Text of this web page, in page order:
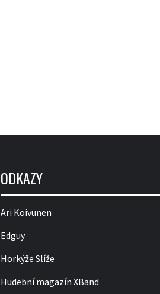
ODKAZY
Ari Koivunen
Edguy
Horkýže Slíže
Hudební magazín XBand